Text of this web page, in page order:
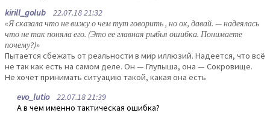
kirill_golub 22.07.18 21:32
«Я сказала что не вижу о чем тут говорить , но ок, давай. — надеялась
что не так поняла его. (Это ее главная рыбья ошибка. Понимаете
почему?)»
Пытается сбежать от реальности в мир иллюзий. Надеется, что всё
не так как есть на самом деле. Он — Глупыша, она — Сокровище.
Не хочет принимать ситуацию такой, какая она есть
evo_lutio22.07.18 21:39
А в чем именно тактическая ошибка?